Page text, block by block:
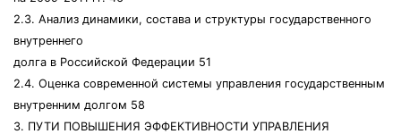
2.3. Анализ динамики, состава и структуры государственного
внутреннего
долга в Российской Федерации 51
2.4. Оценка современной системы управления государственным
внутренним долгом 58
3. ПУТИ ПОВЫШЕНИЯ ЭФФЕКТИВНОСТИ УПРАВЛЕНИЯ